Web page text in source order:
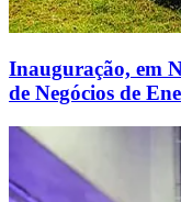
Inauguração, em
de Negócios de